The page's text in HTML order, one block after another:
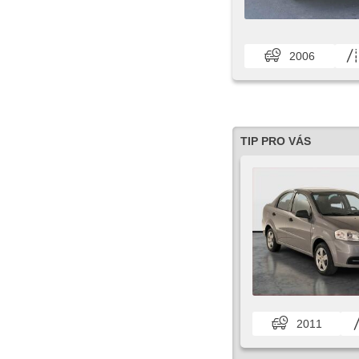
2006
TIP PRO VÁS
2011